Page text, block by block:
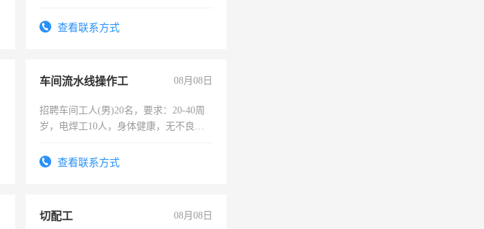
查看联系方式
车间流水线操作工 08月08日
招聘车间工人(男)20名，要求：20-40周
岁，电焊工10人，身体健康，无不良嗜
宿，免费发放劳保用品，两班倒，每月
查看联系方式
切配工 08月08日